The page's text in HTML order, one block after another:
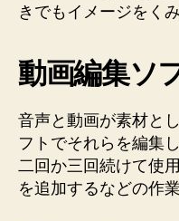
きでもイメージをく
動画編集ソ
音声と動画が素材と
フトでそれらを編集
二回か三回続けて使
を追加するなどの作